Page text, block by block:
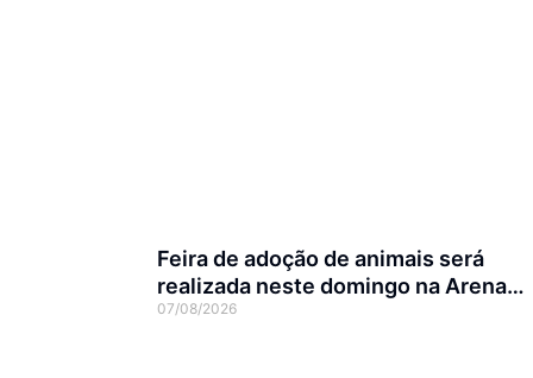
Feira de adoção de animais será
realizada neste domingo na Arena
Joinville
07/08/2026